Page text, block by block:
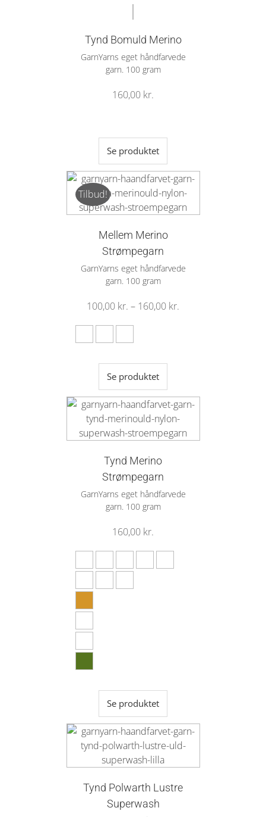
Tynd Bomuld Merino
GarnYarns eget håndfarvede
garn. 100 gram
160,00 kr.
Se produktet
Tilbud!
Mellem Merino
Strømpegarn
GarnYarns eget håndfarvede
garn. 100 gram
100,00 kr. – 160,00 kr.
Se produktet
Tynd Merino
Strømpegarn
GarnYarns eget håndfarvede
garn. 100 gram
160,00 kr.
Se produktet
Tynd Polwarth Lustre
Superwash